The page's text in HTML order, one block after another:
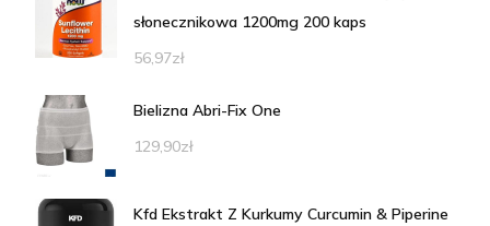
słonecznikowa 1200mg 200 kaps
56,97zł
Bielizna Abri-Fix One
129,90zł
Kfd Ekstrakt Z Kurkumy Curcumin & Piperine